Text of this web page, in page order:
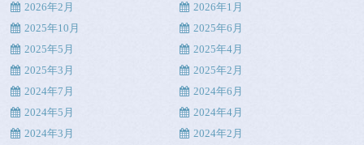
2026年2月
2026年1月
2025年10月
2025年6月
2025年5月
2025年4月
2025年3月
2025年2月
2024年7月
2024年6月
2024年5月
2024年4月
2024年3月
2024年2月